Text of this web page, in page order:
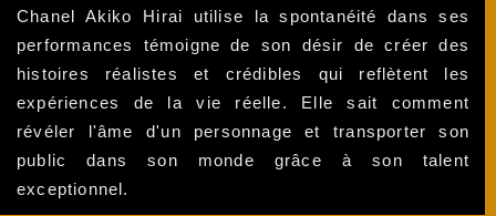
Chanel Akiko Hirai utilise la spontanéité dans ses
performances témoigne de son désir de créer des
histoires réalistes et crédibles qui reflètent les
expériences de la vie réelle. Elle sait comment
révéler l'âme d'un personnage et transporter son
public dans son monde grâce à son talent
exceptionnel.